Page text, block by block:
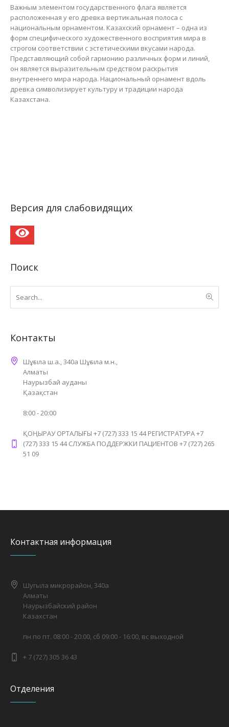
Важным элементом государственного флага является
расположенная у его древка вертикальная полоса с
национальным орнаментом. Казахский орнамент – одна из
форм специфического художественного восприятия мира в
строгом соответствии с эстетическими вкусами народа.
Представляющий собой гармонию различных форм и линий,
он является выразительным средством раскрытия
внутреннего мира народа. Национальный орнамент вдоль
древка символизирует культуру и традиции народа
Казахстана.
Версия для слабовидящих
Поиск
Контакты
Шұғыла ш.а., 340а Шұғыла м.н.,
Алматы
Наурызбай ауданы
Қазақстан
8:00 - 20:00
ҚОҢЫРАУ ОРТАЛЫҒЫ +7 (727) 333 15 44 РЕГИСТРАТУРА +7
(727) 333 15 44 СЛУЖБА ПОДДЕРЖКИ ПАЦИЕНТОВ +7 (727) 265
51 09
Контактная информация
Шугыла микрорайон, 340а
Алматы
Наурызбайский район
Казахстан
пн по пт. 08:00 - 20:00, сб 09:00 - 16:00, вс выходной
+ 7 (727) 305 36 43
Отделения